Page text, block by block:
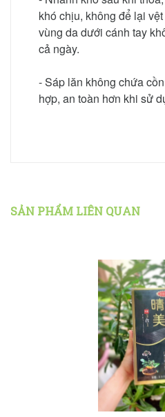
khó chịu, không để lại
vùng da dưới cánh tay
cả ngày.
- Sáp lăn không chứa
hợp, an toàn hơn khi sử
SẢN PHẨM LIÊN QUAN